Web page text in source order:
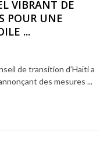
VIBRANT DE
POUR UNE
...
de transition d’Haïti a
des mesures ...